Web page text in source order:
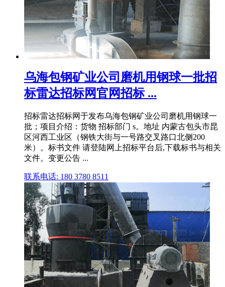
乌海包钢矿业公司磨机用钢球一批招
标雷达招标网官网招标 ...
招标雷达招标网于发布乌海包钢矿业公司磨机用钢球一
批；项目介绍：货物 招标部门 s。地址 内蒙古包头市昆
区河西工业区（钢铁大街与一号路交叉路口北侧200
米）。标书文件 请登陆网上招标平台后,下载标书与相关
文件。变更公告 ...
联系电话: 180 3780 8511